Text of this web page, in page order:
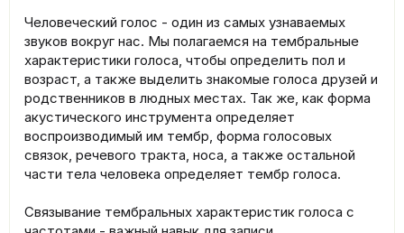
Человеческий голос - один из самых узнаваемых
звуков вокруг нас. Мы полагаемся на тембральные
характеристики голоса, чтобы определить пол и
возраст, а также выделить знакомые голоса друзей и
родственников в людных местах. Так же, как форма
акустического инструмента определяет
воспроизводимый им тембр, форма голосовых
связок, речевого тракта, носа, а также остальной
части тела человека определяет тембр голоса.
Связывание тембральных характеристик голоса с